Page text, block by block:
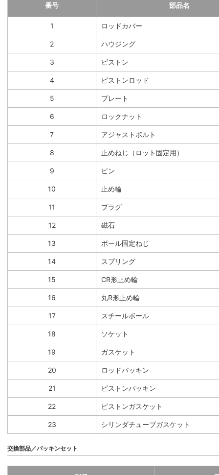
番号 部品名
1 ロッドカバー
2 ハウジング
3 ピストン
4 ピストンロッド
5 プレート
6 ロックナット
7 アジャストボルト
8 止めねじ（ロット固定用）
9 ピン
10 止め輪
11 プラグ
12 磁石
13 ボール固定ねじ
14 スプリング
15 CR形止め輪
16 丸R形止め輪
17 スチールボール
18 ソケット
19 ガスケット
20 ロッドパッキン
21 ピストンパッキン
22 ピストンガスケット
23 シリンダチューブガスケット
交換部品／パッキンセット